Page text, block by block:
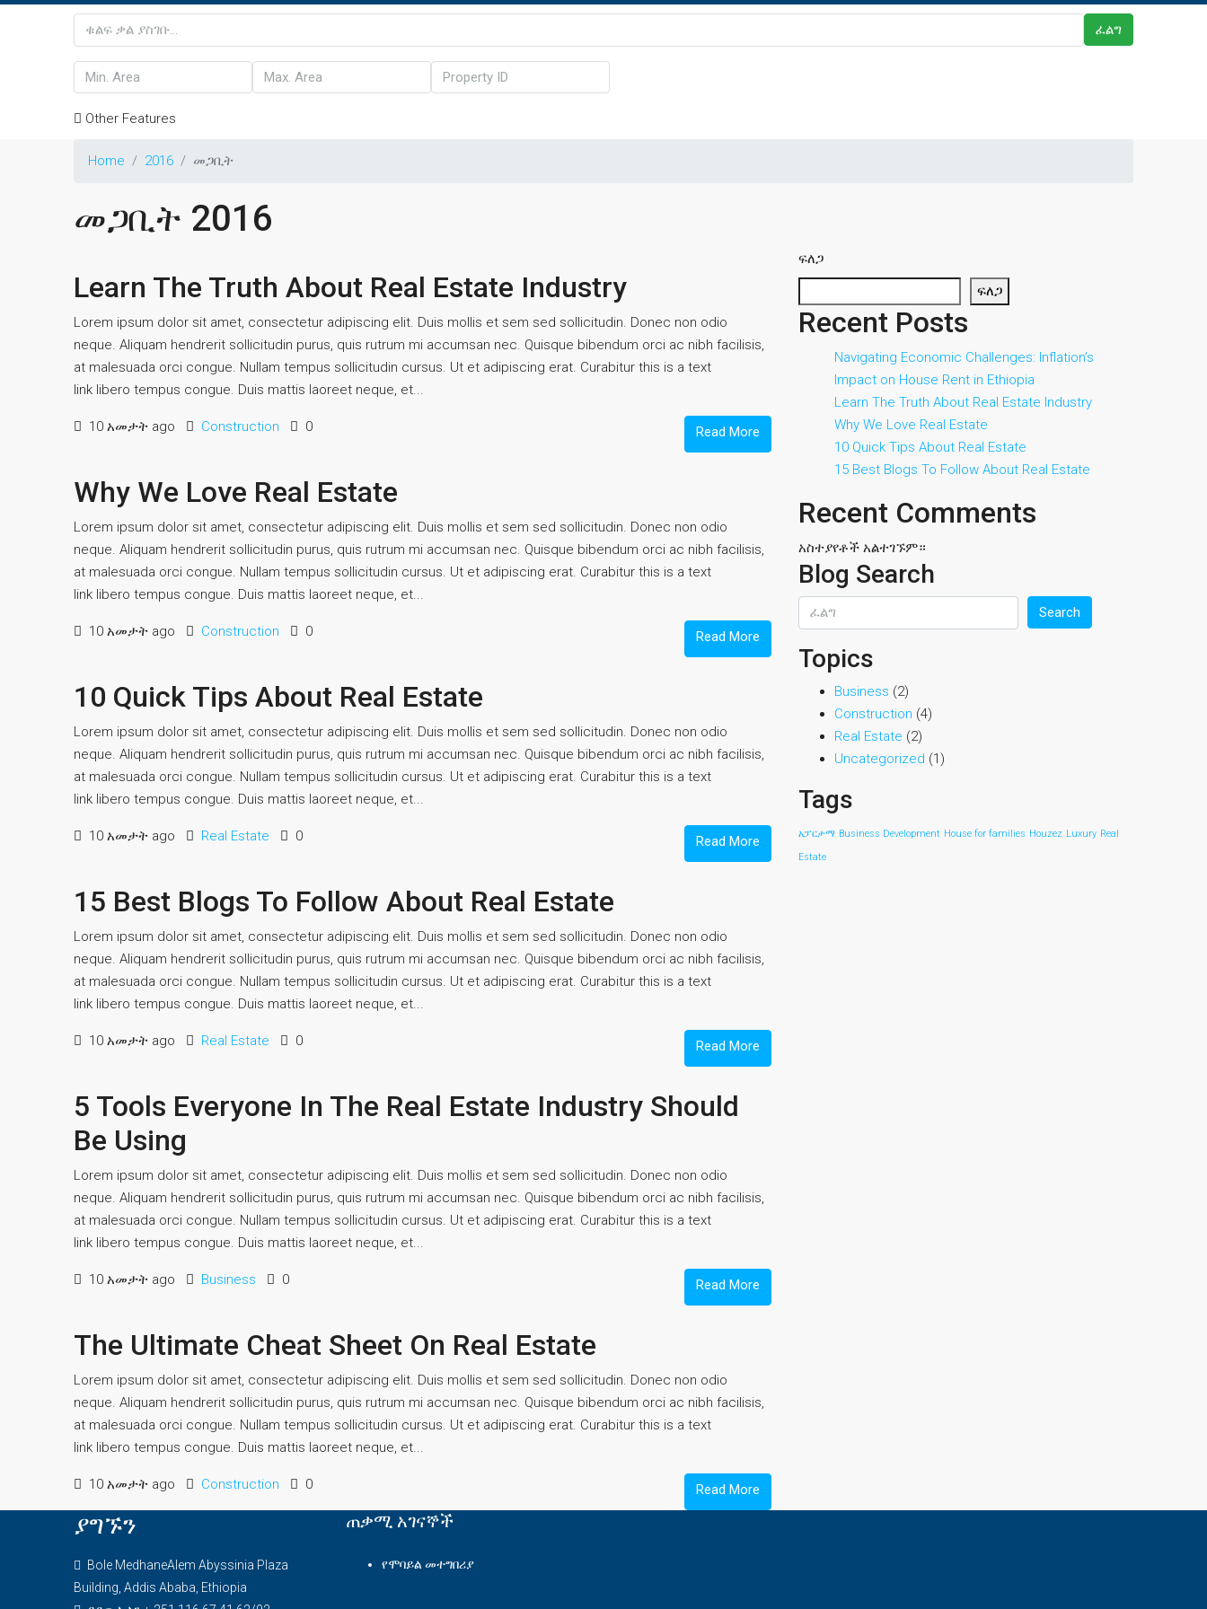
ፈልግ
Other Features
Home 2016 መጋቢት
መጋቢት 2016
Learn The Truth About Real Estate Industry
Lorem ipsum dolor sit amet, consectetur adipiscing elit. Duis mollis et sem sed sollicitudin. Donec non odio
neque. Aliquam hendrerit sollicitudin purus, quis rutrum mi accumsan nec. Quisque bibendum orci ac nibh facilisis,
at malesuada orci congue. Nullam tempus sollicitudin cursus. Ut et adipiscing erat. Curabitur this is a text
link libero tempus congue. Duis mattis laoreet neque, et...
10 አመታት ago Construction 0 Read More
Why We Love Real Estate
Lorem ipsum dolor sit amet, consectetur adipiscing elit. Duis mollis et sem sed sollicitudin. Donec non odio
neque. Aliquam hendrerit sollicitudin purus, quis rutrum mi accumsan nec. Quisque bibendum orci ac nibh facilisis,
at malesuada orci congue. Nullam tempus sollicitudin cursus. Ut et adipiscing erat. Curabitur this is a text
link libero tempus congue. Duis mattis laoreet neque, et...
10 አመታት ago Construction 0 Read More
10 Quick Tips About Real Estate
Lorem ipsum dolor sit amet, consectetur adipiscing elit. Duis mollis et sem sed sollicitudin. Donec non odio
neque. Aliquam hendrerit sollicitudin purus, quis rutrum mi accumsan nec. Quisque bibendum orci ac nibh facilisis,
at malesuada orci congue. Nullam tempus sollicitudin cursus. Ut et adipiscing erat. Curabitur this is a text
link libero tempus congue. Duis mattis laoreet neque, et...
10 አመታት ago Real Estate 0 Read More
15 Best Blogs To Follow About Real Estate
Lorem ipsum dolor sit amet, consectetur adipiscing elit. Duis mollis et sem sed sollicitudin. Donec non odio
neque. Aliquam hendrerit sollicitudin purus, quis rutrum mi accumsan nec. Quisque bibendum orci ac nibh facilisis,
at malesuada orci congue. Nullam tempus sollicitudin cursus. Ut et adipiscing erat. Curabitur this is a text
link libero tempus congue. Duis mattis laoreet neque, et...
10 አመታት ago Real Estate 0 Read More
5 Tools Everyone In The Real Estate Industry Should
Be Using
Lorem ipsum dolor sit amet, consectetur adipiscing elit. Duis mollis et sem sed sollicitudin. Donec non odio
neque. Aliquam hendrerit sollicitudin purus, quis rutrum mi accumsan nec. Quisque bibendum orci ac nibh facilisis,
at malesuada orci congue. Nullam tempus sollicitudin cursus. Ut et adipiscing erat. Curabitur this is a text
link libero tempus congue. Duis mattis laoreet neque, et...
10 አመታት ago Business 0 Read More
The Ultimate Cheat Sheet On Real Estate
Lorem ipsum dolor sit amet, consectetur adipiscing elit. Duis mollis et sem sed sollicitudin. Donec non odio
neque. Aliquam hendrerit sollicitudin purus, quis rutrum mi accumsan nec. Quisque bibendum orci ac nibh facilisis,
at malesuada orci congue. Nullam tempus sollicitudin cursus. Ut et adipiscing erat. Curabitur this is a text
link libero tempus congue. Duis mattis laoreet neque, et...
10 አመታት ago Construction 0 Read More
ፍለጋ
ፍለጋ
Recent Posts
Navigating Economic Challenges: Inflation’s
Impact on House Rent in Ethiopia
Learn The Truth About Real Estate Industry
Why We Love Real Estate
10 Quick Tips About Real Estate
15 Best Blogs To Follow About Real Estate
Recent Comments
አስተያየቶች አልተገኙም።
Blog Search
Search
Topics
Business (2)
Construction (4)
Real Estate (2)
Uncategorized (1)
Tags
አፓርታማ Business Development House for families Houzez Luxury Real
Estate
ያግኙን
Bole MedhaneAlem Abyssinia Plaza
Building, Addis Ababa, Ethiopia
ጠቃሚ አገናኞች
የሞባይል መተግበሪያ